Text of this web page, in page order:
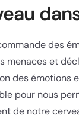
des
menaces et
des émotions
pour nous
de notre